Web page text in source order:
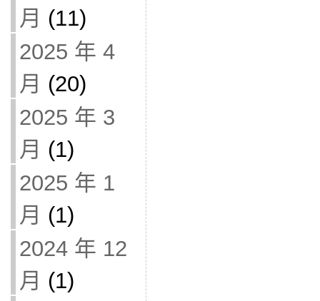
月 (11)
2025 年 4
月 (20)
2025 年 3
月 (1)
2025 年 1
月 (1)
2024 年 12
月 (1)